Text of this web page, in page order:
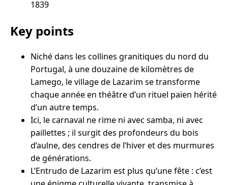
1839
Key points
Niché dans les collines granitiques du nord du
Portugal, à une douzaine de kilomètres de
Lamego, le village de Lazarim se transforme
chaque année en théâtre d’un rituel païen hérité
d’un autre temps.
Ici, le carnaval ne rime ni avec samba, ni avec
paillettes ; il surgit des profondeurs du bois
d’aulne, des cendres de l’hiver et des murmures
de générations.
L’Entrudo de Lazarim est plus qu’une fête : c’est